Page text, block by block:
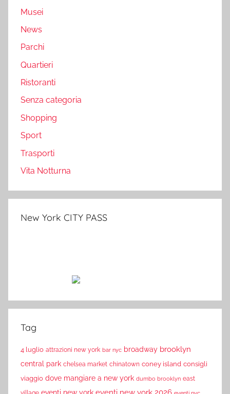
Musei
News
Parchi
Quartieri
Ristoranti
Senza categoria
Shopping
Sport
Trasporti
Vita Notturna
New York CITY PASS
Tag
4 luglio attrazioni new york bar nyc broadway brooklyn
central park chelsea market chinatown coney island consigli
viaggio dove mangiare a new york dumbo brooklyn east